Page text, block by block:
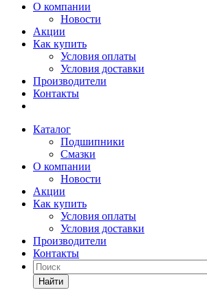
О компании
Новости
Акции
Как купить
Условия оплаты
Условия доставки
Производители
Контакты
Каталог
Подшипники
Смазки
О компании
Новости
Акции
Как купить
Условия оплаты
Условия доставки
Производители
Контакты
Найти